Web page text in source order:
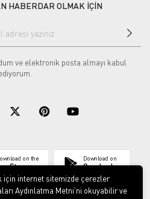
HABERDAR OLMAK İÇİN
ve elektronik posta almayı kabul
on the
Store
Download on
Google play
için internet sitemizde çerezler
Aydınlatma Metni’ni okuyabilir ve